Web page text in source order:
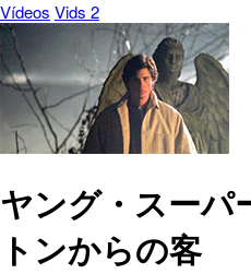
Vídeos Vids 2
ヤング・スーパ
トンからの客